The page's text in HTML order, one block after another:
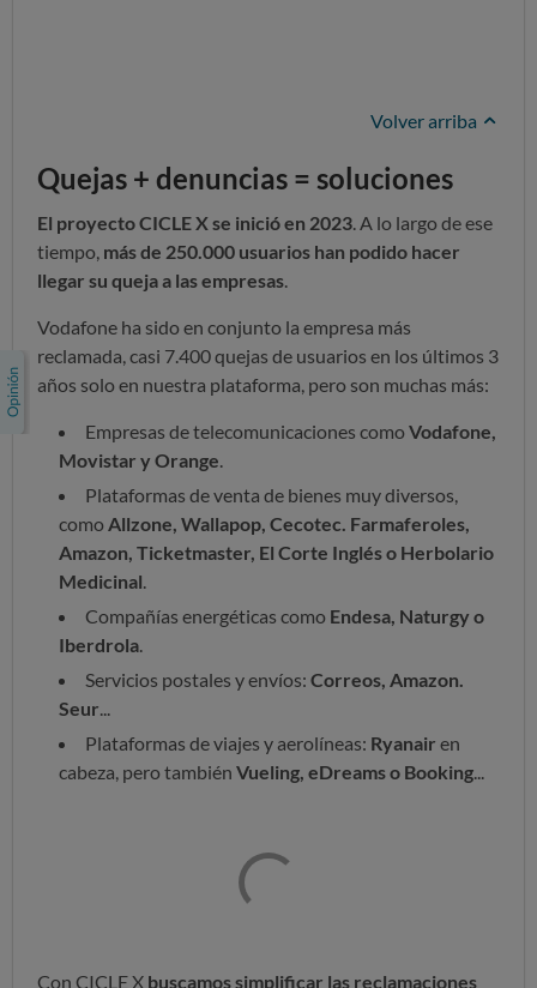
Volver arriba
Quejas + denuncias = soluciones
El proyecto CICLE X se inició en 2023. A lo largo de ese
tiempo, más de 250.000 usuarios han podido hacer
llegar su queja a las empresas.
Vodafone ha sido en conjunto la empresa más
reclamada, casi 7.400 quejas de usuarios en los últimos 3
años solo en nuestra plataforma, pero son muchas más:
Empresas de telecomunicaciones como Vodafone,
Movistar y Orange.
Plataformas de venta de bienes muy diversos,
como Allzone, Wallapop, Cecotec. Farmaferoles,
Amazon, Ticketmaster, El Corte Inglés o Herbolario
Medicinal.
Compañías energéticas como Endesa, Naturgy o
Iberdrola.
Servicios postales y envíos: Correos, Amazon.
Seur...
Plataformas de viajes y aerolíneas: Ryanair en
cabeza, pero también Vueling, eDreams o Booking...
Con CICLE X buscamos simplificar las reclamaciones